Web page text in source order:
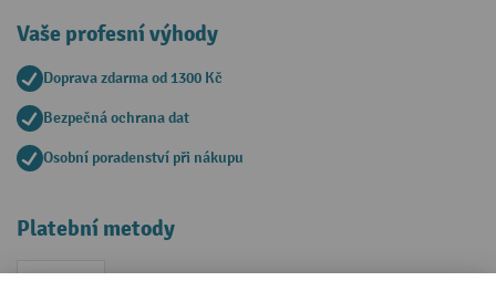
Vaše profesní výhody
Doprava zdarma od 1300 Kč
Bezpečná ochrana dat
Osobní poradenství při nákupu
Platební metody